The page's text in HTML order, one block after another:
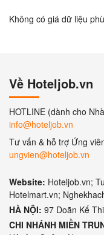
Không có giá dữ liệu
Về Hoteljob.vn
HOTLINE (dành cho
info@hoteljob.vn
Tư vấn & hỗ trợ Ứng
ungvien@hoteljob.vn
Website: Hoteljob.vn;
Hotelmart.vn;
HÀ NỘI: 97 Doãn Kế
CHI NHÁNH MIỀN